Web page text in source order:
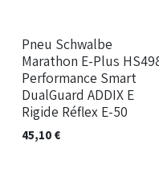
Nuovo!
Pneu Schwalbe
Marathon E-Plus
Performance Smart
DualGuard ADDIX E
Rigide Réflex E-50
45,10 €